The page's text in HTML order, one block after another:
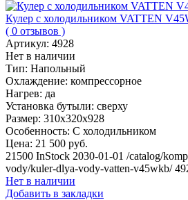
Кулер с холодильником VATTEN
( 0 отзывов )
Артикул: 4928
Нет в наличии
Тип: Напольный
Охлаждение: компрессорное
Нагрев: да
Установка бутыли: сверху
Размер: 310х320х928
Особенность: С холодильником
Цена: 21 500 руб.
21500 InStock 2030-01-01 /catalog/
vody/kuler-dlya-vody-vatten-v45wkb/
Нет в наличии
Добавить в закладки